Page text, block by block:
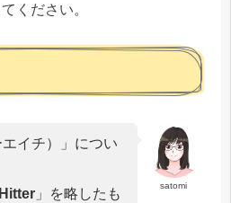
ください。
satomi
イチ）」につい
」を略したも